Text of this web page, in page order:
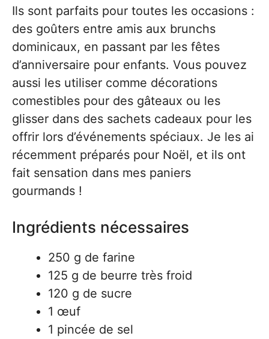
Ils sont parfaits pour toutes les occasions :
des goûters entre amis aux brunchs
dominicaux, en passant par les fêtes
d’anniversaire pour enfants. Vous pouvez
aussi les utiliser comme décorations
comestibles pour des gâteaux ou les
glisser dans des sachets cadeaux pour les
offrir lors d’événements spéciaux. Je les ai
récemment préparés pour Noël, et ils ont
fait sensation dans mes paniers
gourmands !
Ingrédients nécessaires
250 g de farine
125 g de beurre très froid
120 g de sucre
1 œuf
1 pincée de sel